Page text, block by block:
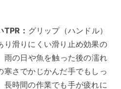
： グリップ（ハンドル）
り滑りにくい滑り止め効果の
雨の日や魚を触った後の濡れ
寒さでかじかんだ手でもしっ
長時間の作業でも手が疲れに